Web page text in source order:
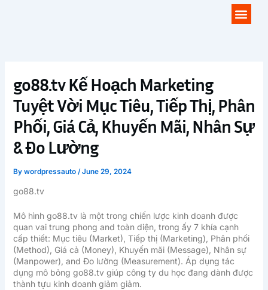
go88.tv Kế Hoạch Marketing
Tuyệt Vời Mục Tiêu, Tiếp Thị, Phân
Phối, Giá Cả, Khuyến Mãi, Nhân Sự
& Đo Lường
By wordpressauto /June 29, 2024
go88.tv
Mô hình go88.tv là một trong chiến lược kinh doanh được
quan vai trung phong and toàn diện, trong ấy 7 khía cạnh
cấp thiết: Mục tiêu (Market), Tiếp thị (Marketing), Phân phối
(Method), Giá cả (Money), Khuyến mãi (Message), Nhân sự
(Manpower), and Đo lường (Measurement). Áp dụng tác
dụng mô bỏng go88.tv giúp công ty du học đang dành được
thành tựu kinh doanh giảm giảm.